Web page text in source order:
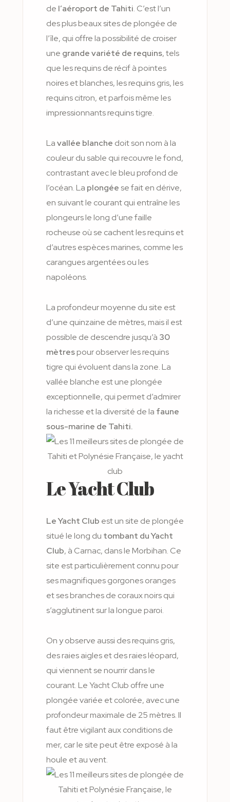
de l’aéroport de Tahiti. C’est l’un
des plus beaux sites de plongée de
l’île, qui offre la possibilité de croiser
une grande variété de requins, tels
que les requins de récif à pointes
noires et blanches, les requins gris, les
requins citron, et parfois même les
impressionnants requins tigre.
Lavallée blanche doit son nom à la
couleur du sable qui recouvre le fond,
contrastant avec le bleu profond de
l’océan. La plongéese fait en dérive,
en suivant le courant qui entraîne les
plongeurs le long d’une faille
rocheuse où se cachent les requins et
d’autres espèces marines, comme les
carangues argentées ou les
napoléons.
La profondeur moyenne du site est
d’une quinzaine de mètres, mais il est
possible de descendre jusqu’à 30
mètrespour observer les requins
tigre qui évoluent dans la zone. La
vallée blanche est une plongée
exceptionnelle, qui permet d’admirer
la richesse et la diversité de la faune
sous-marine de Tahiti.
Le Yacht Club
Le Yacht Club est un site de plongée
situé le long du tombant du Yacht
Club, à Carnac, dans le Morbihan. Ce
site est particulièrement connu pour
ses magnifiques gorgones oranges
et ses branches de coraux noirs qui
s’agglutinent sur la longue paroi.
On y observe aussi des requins gris,
des raies aigles et des raies léopard,
qui viennent se nourrir dans le
courant. Le Yacht Club offre une
plongée variée et colorée, avec une
profondeur maximale de 25 mètres. Il
faut être vigilant aux conditions de
mer, car le site peut être exposé à la
houle et au vent.